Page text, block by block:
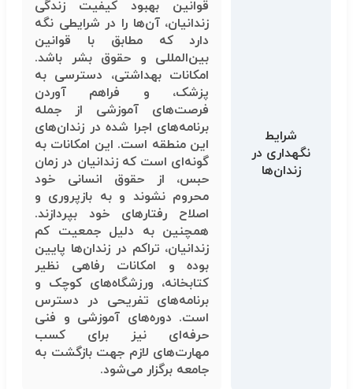
شرایط
نگهداری در
زندان‌ها
قوانین بهبود کیفیت زندگی
زندانیان، آن‌ها را در شرایطی نگه
دارد که مطابق با قوانین
بین‌المللی و حقوق بشر باشد.
امکانات بهداشتی، دسترسی به
پزشک، و فراهم آوردن
فرصت‌های آموزشی از جمله
برنامه‌های اجرا شده در زندان‌های
این منطقه است. این امکانات به
گونه‌ای است که زندانیان در زمان
حبس، از حقوق انسانی خود
محروم نشوند و به بازپروری و
اصلاح رفتارهای خود بپردازند.
همچنین به دلیل جمعیت کم
زندانیان، تراکم در زندان‌ها پایین
بوده و امکانات رفاهی نظیر
کتابخانه، ورزشگاه‌های کوچک و
برنامه‌های تفریحی در دسترس
است. دوره‌های آموزشی و فنی
حرفه‌ای نیز برای کسب
مهارت‌های لازم جهت بازگشت به
جامعه برگزار می‌شود.